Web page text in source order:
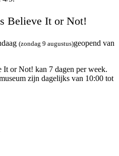
Believe It or Not!
(zondag 9 augustus)geopend van
It or Not! kan 7 dagen per week.
zijn dagelijks van 10:00 tot